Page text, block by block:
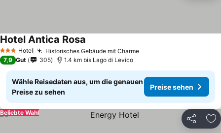
3 SterneHotel Historisches Gebäude mit CharmePreise sehen
Hotel Antica Rosa
7,9 Gut 305 1.4 km bis Lago di Levico
Wähle Reisedaten aus, um die genauen
Preise zu sehen
Preise sehen
Teilen
Beliebte Wahl